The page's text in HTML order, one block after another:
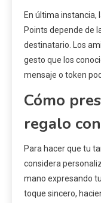
En última instancia,
Points depende de
destinatario. Los
gesto que los
mensaje o token
Cómo
regalo
Para hacer que tu
considera
mano expresando
toque sincero,